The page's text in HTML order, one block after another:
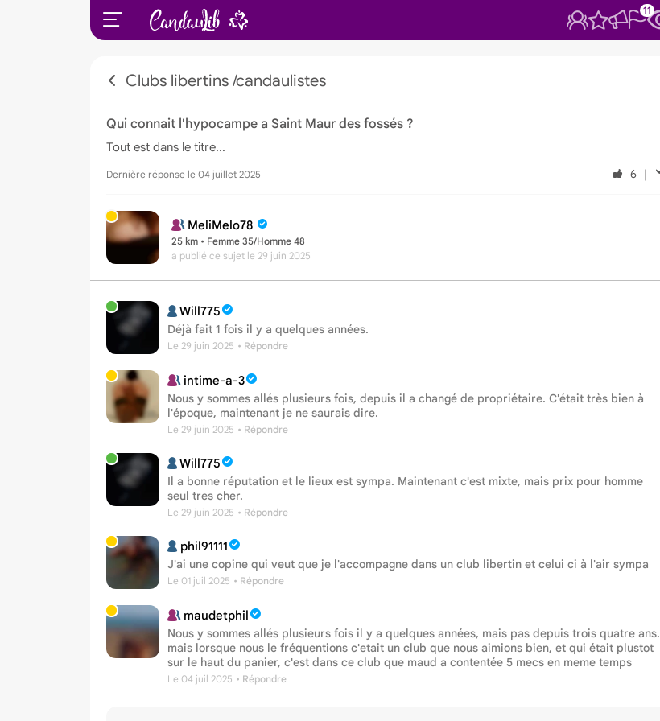
11
Clubs libertins /candaulistes
Qui connait l'hypocampe a Saint Maur des fossés ?
Tout est dans le titre...
Dernière réponse le 04 juillet 2025 6 ｜
MeliMelo78
25 km • Femme 35/Homme 48
a publié ce sujet le 29 juin 2025
Will775
Déjà fait 1 fois il y a quelques années.
Le 29 juin 2025 • Répondre
intime-a-3
Nous y sommes allés plusieurs fois, depuis il a changé de propriétaire. C'était très bien à
l'époque, maintenant je ne saurais dire.
Le 29 juin 2025 • Répondre
Will775
Il a bonne réputation et le lieux est sympa. Maintenant c'est mixte, mais prix pour homme
seul tres cher.
Le 29 juin 2025 • Répondre
phil91111
J'ai une copine qui veut que je l'accompagne dans un club libertin et celui ci à l'air sympa
Le 01 juil 2025 • Répondre
maudetphil
Nous y sommes allés plusieurs fois il y a quelques années, mais pas depuis trois quatre ans.
mais lorsque nous le fréquentions c'etait un club que nous aimions bien, et qui était plustot
sur le haut du panier, c'est dans ce club que maud a contentée 5 mecs en meme temps
Le 04 juil 2025 • Répondre